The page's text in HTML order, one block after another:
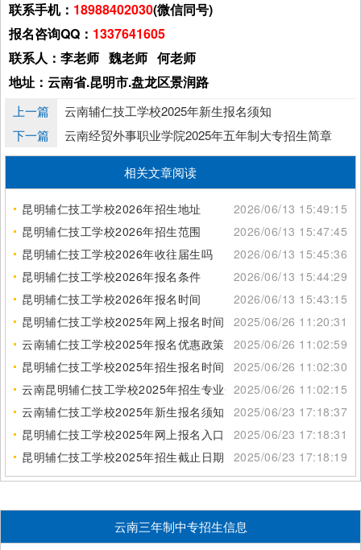
联系手机： 18988402030(微信同号)
报名咨询QQ： 1337641605
联系人：李老师 魏老师 何老师
地址：云南省.昆明市.盘龙区景润路
上一篇
云南辅仁技工学校2025年新生报名须知
下一篇
云南经贸外事职业学院2025年五年制大专招生简章
相关文章阅读
昆明辅仁技工学校2026年招生地址
2026/06/13 15:49:15
昆明辅仁技工学校2026年招生范围
2026/06/13 15:47:45
昆明辅仁技工学校2026年收往届生吗
2026/06/13 15:45:36
昆明辅仁技工学校2026年报名条件
2026/06/13 15:44:29
昆明辅仁技工学校2026年报名时间
2026/06/13 15:43:15
昆明辅仁技工学校2025年网上报名时间
2025/06/26 11:20:31
云南辅仁技工学校2025年报名优惠政策 2025/06/26 11:02:59
昆明辅仁技工学校2025年招生报名时间
2025/06/26 11:02:30
云南昆明辅仁技工学校2025年招生专业介绍2025/06/26 11:02:15
云南辅仁技工学校2025年新生报名须知
2025/06/23 17:18:37
昆明辅仁技工学校2025年网上报名入口
2025/06/23 17:18:31
昆明辅仁技工学校2025年招生截止日期
2025/06/23 17:18:19
云南三年制中专招生信息